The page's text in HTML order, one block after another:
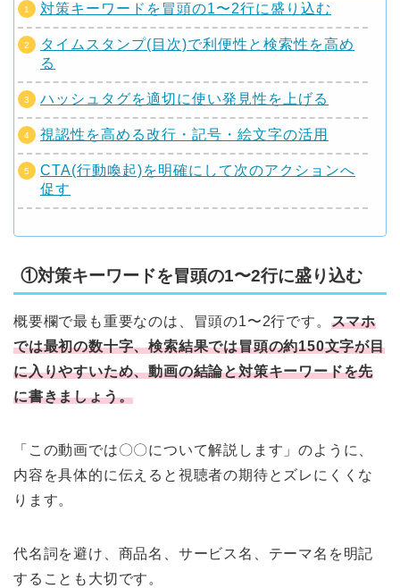
対策キーワードを冒頭の1〜2行に盛り込む
タイムスタンプ(目次)で利便性と検索性を高め
る
ハッシュタグを適切に使い発見性を上げる
視認性を高める改行・記号・絵文字の活用
CTA(行動喚起)を明確にして次のアクションへ
促す
①対策キーワードを冒頭の1〜2行に盛り込む
概要欄で最も重要なのは、冒頭の1〜2行です。 スマホ
では最初の数十字、検索結果では冒頭の約150文字が目
に入りやすいため、動画の結論と対策キーワードを先
に書きましょう。
「この動画では〇〇について解説します」のように、
内容を具体的に伝えると視聴者の期待とズレにくくな
ります。
代名詞を避け、商品名、サービス名、テーマ名を明記
することも大切です。